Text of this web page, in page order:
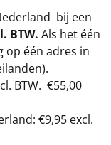
bij een
BTW. Als het één
op één adres in
BTW. €55,00
€9,95 excl.